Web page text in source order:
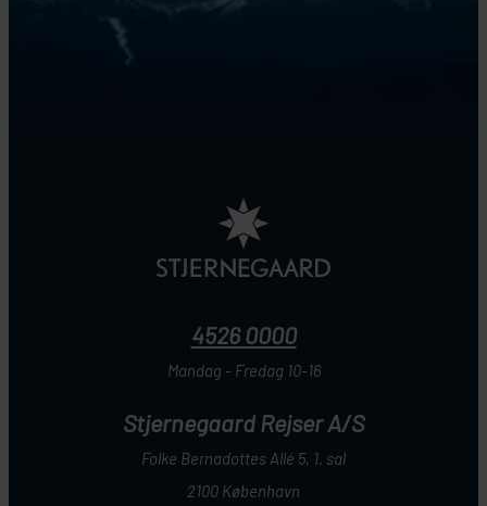
4526 0000
Mandag - Fredag 10-16
Stjernegaard Rejser A/S
Folke Bernadottes Allé 5, 1. sal
2100 København